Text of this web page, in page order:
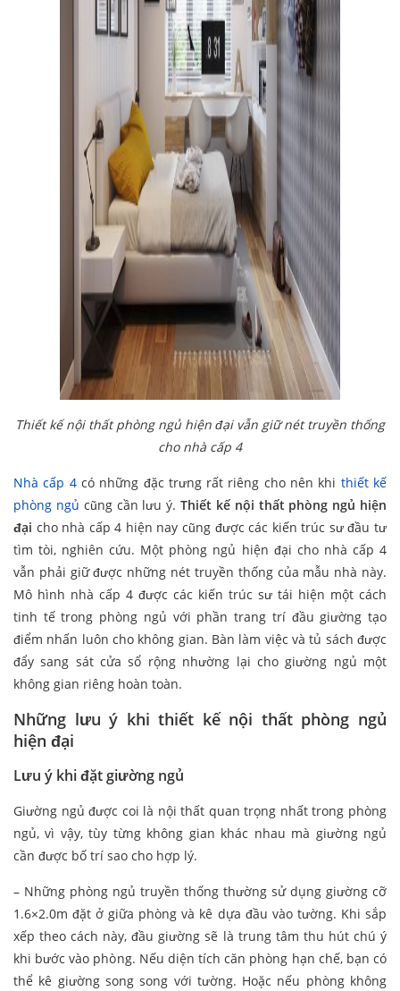
Thiết kế nội thất phòng ngủ hiện đại vẫn giữ nét truyền thống
cho nhà cấp 4
Nhà cấp 4có những đặc trưng rất riêng cho nên khi thiết kế
phòng ngủ cũng cần lưu ý.Thiết kế nội thất phòng ngủ hiện
đại cho nhà cấp 4 hiện nay cũng được các kiến trúc sư đầu tư
tìm tòi, nghiên cứu. Một phòng ngủ hiện đại cho nhà cấp 4
vẫn phải giữ được những nét truyền thống của mẫu nhà này.
Mô hình nhà cấp 4 được các kiến trúc sư tái hiện một cách
tinh tế trong phòng ngủ với phần trang trí đầu giường tạo
điểm nhấn luôn cho không gian. Bàn làm việc và tủ sách được
đẩy sang sát cửa sổ rộng nhường lại cho giường ngủ một
không gian riêng hoàn toàn.
Những lưu ý khi thiết kế nội thất phòng ngủ
hiện đại
Lưu ý khi đặt giường ngủ
Giường ngủ được coi là nội thất quan trọng nhất trong phòng
ngủ, vì vậy, tùy từng không gian khác nhau mà giường ngủ
cần được bố trí sao cho hợp lý.
– Những phòng ngủ truyền thống thường sử dụng giường cỡ
1.6×2.0m đặt ở giữa phòng và kê dựa đầu vào tường. Khi sắp
xếp theo cách này, đầu giường sẽ là trung tâm thu hút chú ý
khi bước vào phòng. Nếu diện tích căn phòng hạn chế, bạn có
thể kê giường song song với tường. Hoặc nếu phòng không